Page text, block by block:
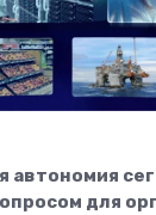
автономия
для